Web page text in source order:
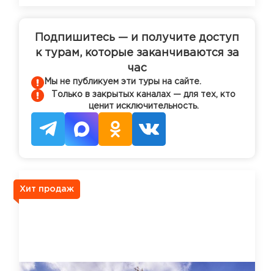
Подпишитесь — и получите доступ
к турам, которые заканчиваются за
час
Мы не публикуем эти туры на сайте.
Только в закрытых каналах — для тех, кто
ценит исключительность.
Хит продаж